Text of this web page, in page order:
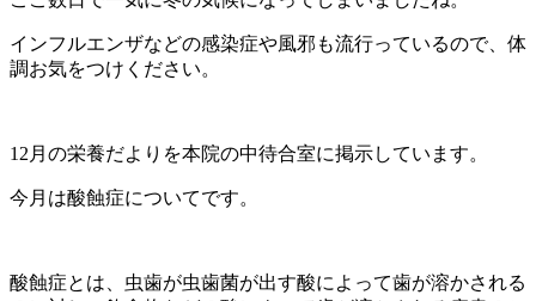
インフルエンザなどの感染症や風邪も流行っているので、体
調お気をつけください。
12月の栄養だよりを本院の中待合室に掲示しています。
今月は酸蝕症についてです。
酸蝕症とは、虫歯が虫歯菌が出す酸によって歯が溶かされる